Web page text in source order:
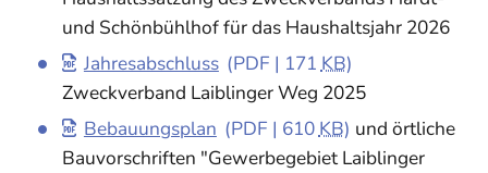
und Schönbühlhof für das Haushaltsjahr 2026
Jahresabschluss (PDF | 171KB)
Zweckverband Laiblinger Weg 2025
Bebauungsplan (PDF | 610KB) und örtliche
Bauvorschriften "Gewerbegebiet Laiblinger